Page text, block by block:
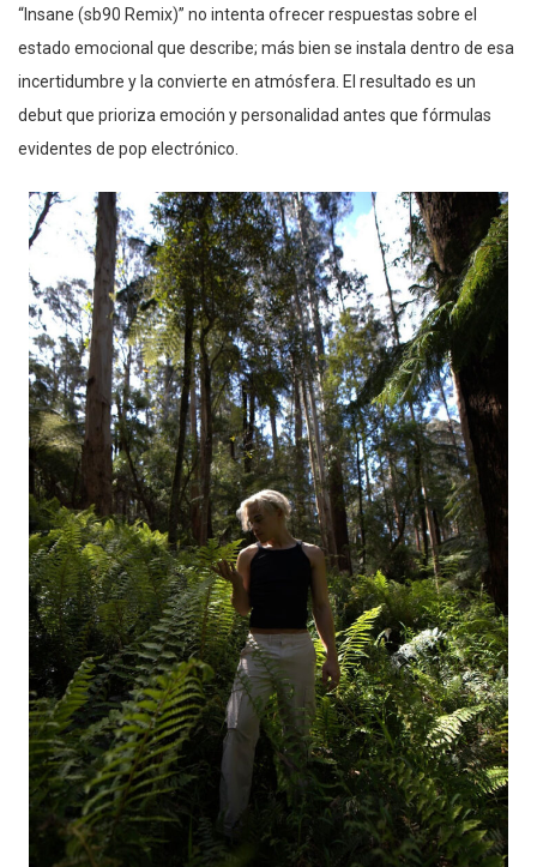
“Insane (sb90 Remix)” no intenta ofrecer respuestas sobre el
estado emocional que describe; más bien se instala dentro de esa
incertidumbre y la convierte en atmósfera. El resultado es un
debut que prioriza emoción y personalidad antes que fórmulas
evidentes de pop electrónico.